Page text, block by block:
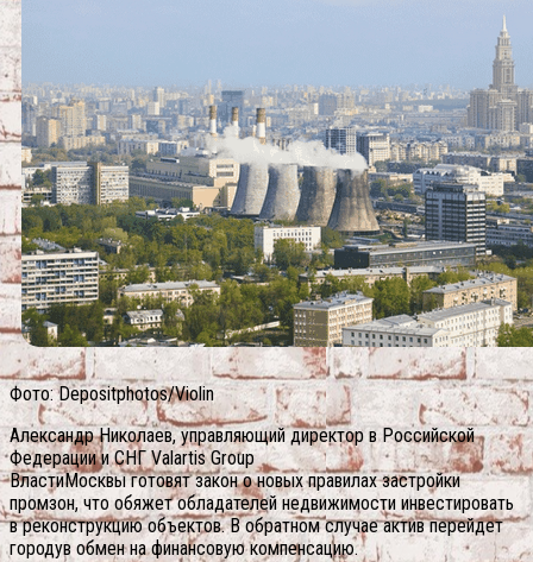
Фото: Depositphotos/Violin
Александр Николаев, управляющий директор в Российской
Федерации и СНГ Valartis Group
ВластиМосквы готовят закон о новых правилах застройки
промзон, что обяжет обладателей недвижимости инвестировать
в реконструкцию объектов. В обратном случае актив перейдет
городув обмен на финансовую компенсацию.